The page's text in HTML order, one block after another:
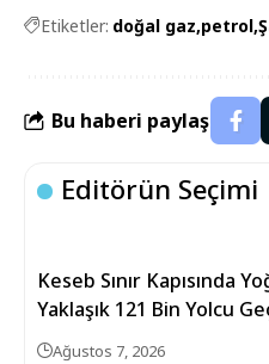
Etiketler: doğal gaz petrol
Bu haberi paylaş
Editörün Seçimi
Keseb Sınır Kapısında
Yaklaşık 121 Bin Yolcu
Ağustos 7, 2026